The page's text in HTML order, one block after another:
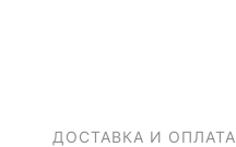
ДОСТАВКА И ОПЛАТА